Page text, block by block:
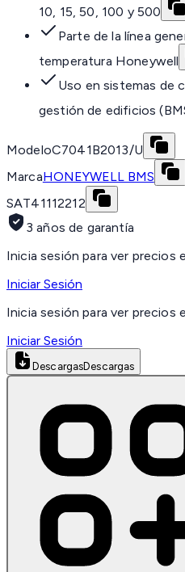
10, 15, 50, 100 y 500
Parte de la línea
temperatura Honeywell
Uso en sistemas de
gestión de edificios
ModeloC7041B2013/U
MarcaHONEYWELL BMS
SAT41112212
3 años de garantía
Inicia sesión para ver precios
Iniciar Sesión
Inicia sesión para ver precios
Iniciar Sesión
DescargasDescargas